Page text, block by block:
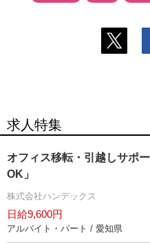
求人特集
オフィス移転・引越しサポ
OK」
株式会社ハンデックス
日給9,600円
アルバイト・パート / 愛知県